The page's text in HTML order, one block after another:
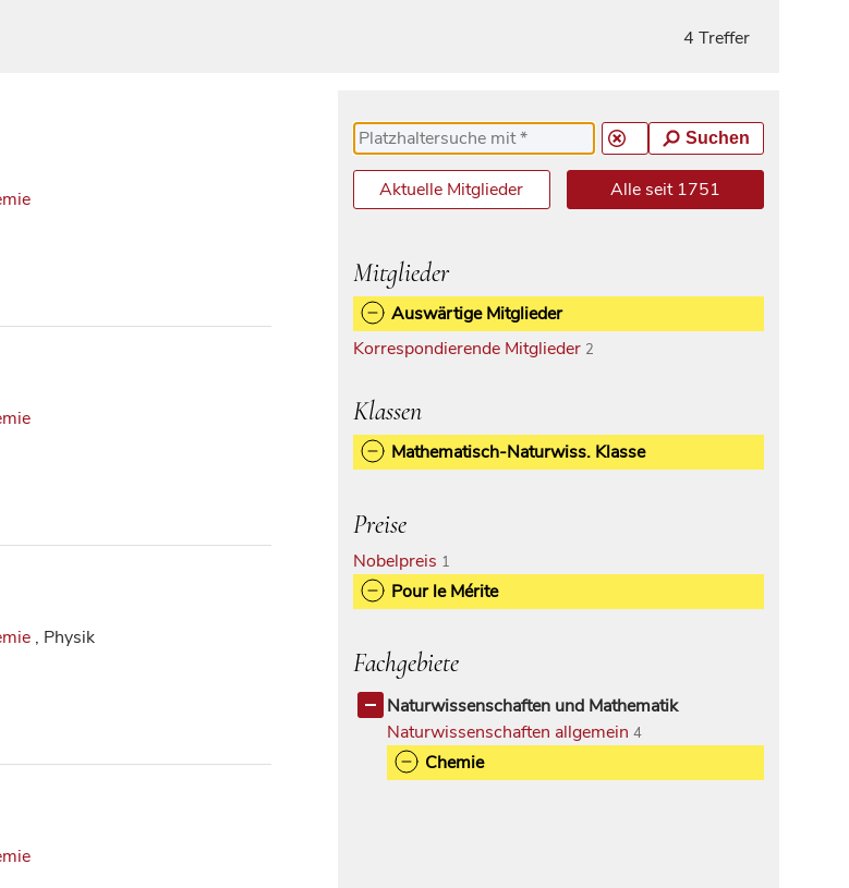
4 Treffer
, Physik
Suchen
Aktuelle Mitglieder Alle seit 1751
Mitglieder
Auswärtige Mitglieder
Korrespondierende Mitglieder 2
Klassen
Mathematisch-Naturwiss. Klasse
Preise
Nobelpreis 1
Pour le Mérite
Fachgebiete
Naturwissenschaften und Mathematik
Naturwissenschaften allgemein 4
Chemie